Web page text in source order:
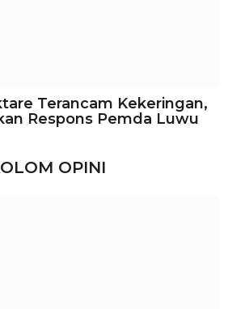
Terancam Kekeringan,
Respons Pemda Luwu
OPINI